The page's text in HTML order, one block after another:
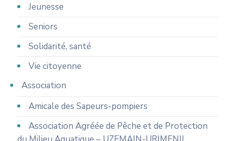
Jeunesse
Seniors
Solidarité, santé
Vie citoyenne
Association
Amicale des Sapeurs-pompiers
Association Agréée de Pêche et de Protection